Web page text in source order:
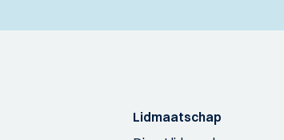
Lidmaatschap